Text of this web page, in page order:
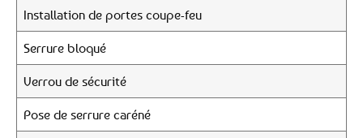
Installation de portes coupe-feu
Serrure bloqué
Verrou de sécurité
Pose de serrure caréné